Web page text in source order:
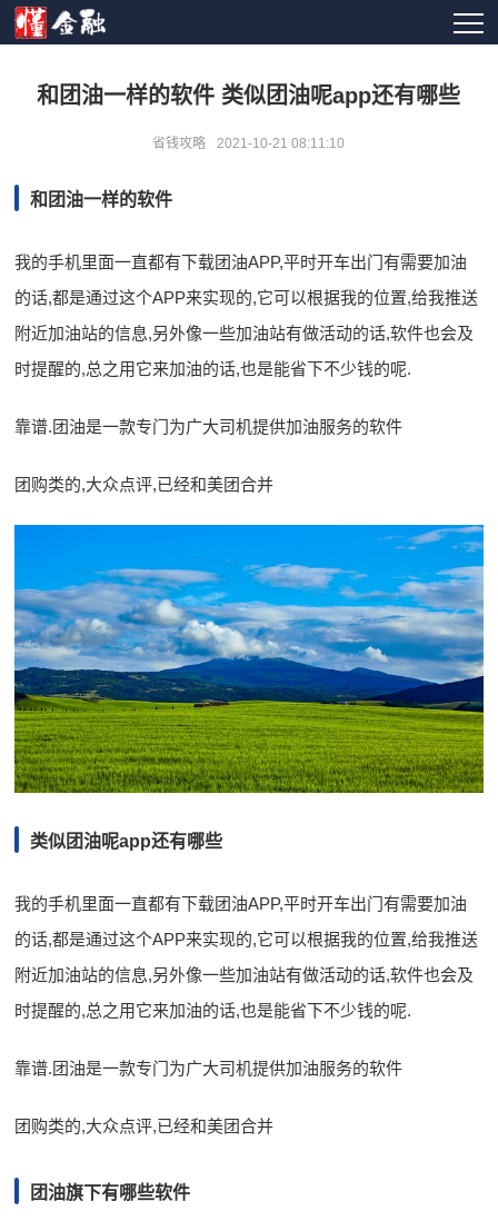
和团油一样的软件 类似团油呢app还有哪些
省钱攻略 2021-10-21 08:11:10
和团油一样的软件
我的手机里面一直都有下载团油APP,平时开车出门有需要加油
的话,都是通过这个APP来实现的,它可以根据我的位置,给我推送
附近加油站的信息,另外像一些加油站有做活动的话,软件也会及
时提醒的,总之用它来加油的话,也是能省下不少钱的呢.
靠谱.团油是一款专门为广大司机提供加油服务的软件
团购类的,大众点评,已经和美团合并
类似团油呢app还有哪些
我的手机里面一直都有下载团油APP,平时开车出门有需要加油
的话,都是通过这个APP来实现的,它可以根据我的位置,给我推送
附近加油站的信息,另外像一些加油站有做活动的话,软件也会及
时提醒的,总之用它来加油的话,也是能省下不少钱的呢.
靠谱.团油是一款专门为广大司机提供加油服务的软件
团购类的,大众点评,已经和美团合并
团油旗下有哪些软件